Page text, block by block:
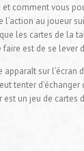
comment vous
au joueur
les cartes de la
est de se lever
sur
tenter
un jeu de cartes